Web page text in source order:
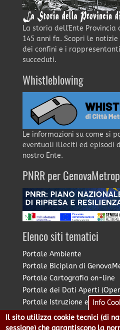
La storia dell'Ente Provincia
145 anni fa. Scopri le
dei confini e i
succeduti.
Whistleblowing
Le informazioni su come si
eventuali illeciti ed
nostro Ente.
PNRR per
Elenco siti tematici
Portale Ambiente
Portale Biciplan di
Portale Cartografia on-line
Portale dei Dati Aperti
Portale Istruzione e Diritto
Portale Marketing
Portale Piano Strategico
Info
Il sito utilizza cookie tecnici (di
sessione) che garantiscono la